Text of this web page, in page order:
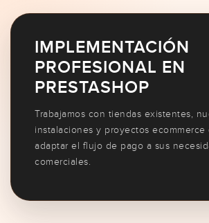
IMPLEMENTACIÓN
PROFESIONAL EN
PRESTASHOP
Trabajamos con tiendas existentes,
instalaciones y proyectos
adaptar el flujo de pago a sus
comerciales.